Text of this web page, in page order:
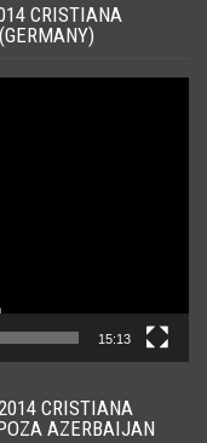
CRISTIANA
15:13
CRISTIANA
AZERBAIJAN